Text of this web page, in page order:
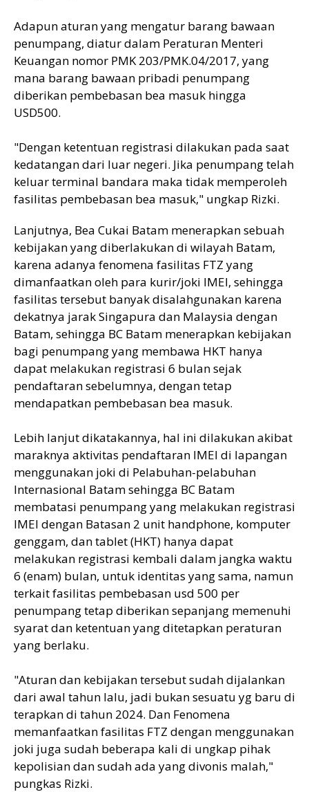
Adapun aturan yang mengatur barang bawaan
penumpang, diatur dalam Peraturan Menteri
Keuangan nomor PMK 203/PMK.04/2017, yang
mana barang bawaan pribadi penumpang
diberikan pembebasan bea masuk hingga
USD500.
"Dengan ketentuan registrasi dilakukan pada saat
kedatangan dari luar negeri. Jika penumpang telah
keluar terminal bandara maka tidak memperoleh
fasilitas pembebasan bea masuk," ungkap Rizki.
Lanjutnya, Bea Cukai Batam menerapkan sebuah
kebijakan yang diberlakukan di wilayah Batam,
karena adanya fenomena fasilitas FTZ yang
dimanfaatkan oleh para kurir/joki IMEI, sehingga
fasilitas tersebut banyak disalahgunakan karena
dekatnya jarak Singapura dan Malaysia dengan
Batam, sehingga BC Batam menerapkan kebijakan
bagi penumpang yang membawa HKT hanya
dapat melakukan registrasi 6 bulan sejak
pendaftaran sebelumnya, dengan tetap
mendapatkan pembebasan bea masuk.
Lebih lanjut dikatakannya, hal ini dilakukan akibat
maraknya aktivitas pendaftaran IMEI di lapangan
menggunakan joki di Pelabuhan-pelabuhan
Internasional Batam sehingga BC Batam
membatasi penumpang yang melakukan registrasi
IMEI dengan Batasan 2 unit handphone, komputer
genggam, dan tablet (HKT) hanya dapat
melakukan registrasi kembali dalam jangka waktu
6 (enam) bulan, untuk identitas yang sama, namun
terkait fasilitas pembebasan usd 500 per
penumpang tetap diberikan sepanjang memenuhi
syarat dan ketentuan yang ditetapkan peraturan
yang berlaku.
"Aturan dan kebijakan tersebut sudah dijalankan
dari awal tahun lalu, jadi bukan sesuatu yg baru di
terapkan di tahun 2024. Dan Fenomena
memanfaatkan fasilitas FTZ dengan menggunakan
joki juga sudah beberapa kali di ungkap pihak
kepolisian dan sudah ada yang divonis malah,"
pungkas Rizki.